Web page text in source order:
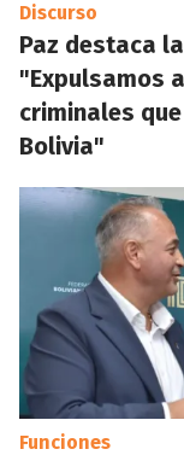
Discurso
Paz destaca
"Expulsamos
criminales
Bolivia"
Funciones